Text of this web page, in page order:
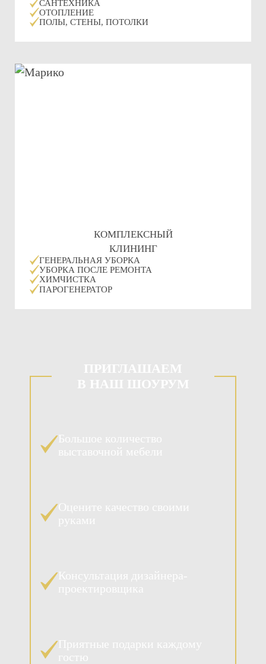
САНТЕХНИКА
ОТОПЛЕНИЕ
ПОЛЫ, СТЕНЫ, ПОТОЛКИ
КОМПЛЕКСНЫЙ
КЛИНИНГ
ГЕНЕРАЛЬНАЯ УБОРКА
УБОРКА ПОСЛЕ РЕМОНТА
ХИМЧИСТКА
ПАРОГЕНЕРАТОР